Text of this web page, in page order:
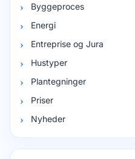
Byggeproces
Energi
Entreprise og Jura
Hustyper
Plantegninger
Priser
Nyheder